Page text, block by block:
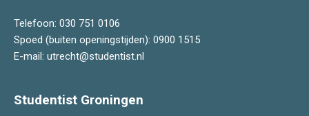
Telefoon: 030 751 0106
Spoed (buiten openingstijden): 0900 1515
E-mail: utrecht@studentist.nl
Studentist Groningen